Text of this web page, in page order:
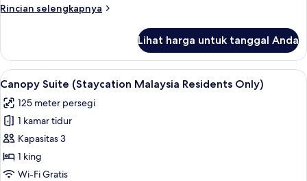
Residents
Rincian selengkapnya
Rincian
Canopy
Premium
(Staycation
Malaysia
Residents
Only)
Lihat harga untuk tanggal Anda
Lihat
semua
foto
untuk
Canopy
Suite
(Staycation
Seprai katun Mesir, seprai premium,
7
Canopy Suite (Staycation Malaysia Residents Only)
125 meter persegi
1 kamar tidur
Kapasitas 3
1 king
Wi-Fi Gratis